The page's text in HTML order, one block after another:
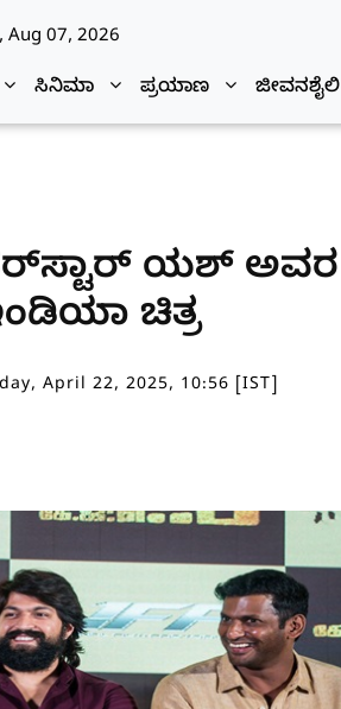
Aug 07, 2026
ಸಿನಿಮಾ ಪ್ರಯಾಣ ಜೀವನಶೈಲಿ
ಯಶ್ ಅವರ
ಚಿತ್ರ
April 22, 2025, 10:56 [IST]